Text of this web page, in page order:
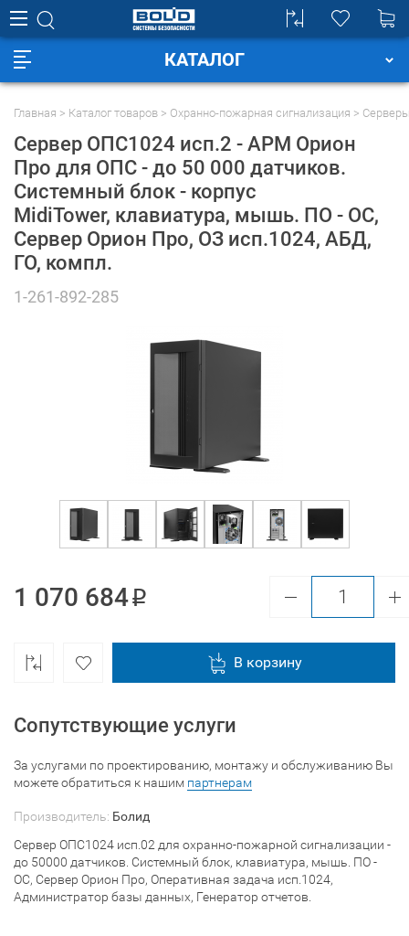
КАТАЛОГ
Главная Каталог товаров Охранно-пожарная сигнализация
Сервер ОПС1024 исп.2 - АРМ Орион
Про для ОПС - до 50 000 датчиков.
Системный блок - корпус
MidiTower, клавиатура, мышь. ПО - ОС,
Сервер Орион Про, ОЗ исп.1024, АБД,
ГО, компл.
1-261-892-285
Производитель: Болид
Сервер ОПС1024 исп.02 для охранно-пожарной сигнализации -
до 50000 датчиков. Системный блок, клавиатура, мышь. ПО -
ОС, Сервер Орион Про, Оперативная задача исп.1024,
Администратор базы данных, Генератор отчетов.
1 070 684
В корзину
Сопутствующие услуги
За услугами по проектированию, монтажу и обслуживанию Вы
можете обратиться к нашим партнерам